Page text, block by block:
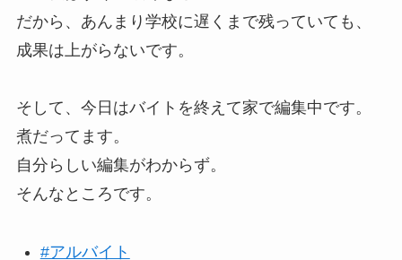
だから、あんまり学校に遅くまで残っていても、
成果は上がらないです。
そして、今日はバイトを終えて家で編集中です。
煮だってます。
自分らしい編集がわからず。
そんなところです。
#アルバイト